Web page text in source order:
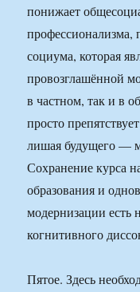
понижает
профессионализма,
социума, которая
провозглашённой
в частном, так и в
просто
лишая будущего —
Сохранение курса
образования и
модернизации есть
когнитивного
Пятое. Здесь